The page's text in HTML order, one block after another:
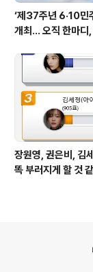
‘제37주년 6·10민
개최… 오직 한마디,
장원영, 권은비, 김
똑 부러지게 할 것